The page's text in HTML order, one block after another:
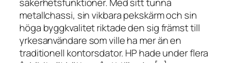
säkerhetsfunktioner. Med sitt tunna
metallchassi, sin vikbara pekskärm och sin
höga byggkvalitet riktade den sig främst till
yrkesanvändare som ville ha mer än en
traditionell kontorsdator. HP hade under flera